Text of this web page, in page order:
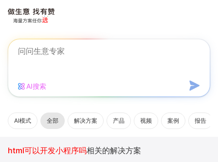
AI搜索
AI模式 全部 解决方案 产品 视频 案例 报告
html可以开发小程序吗相关的解决方案